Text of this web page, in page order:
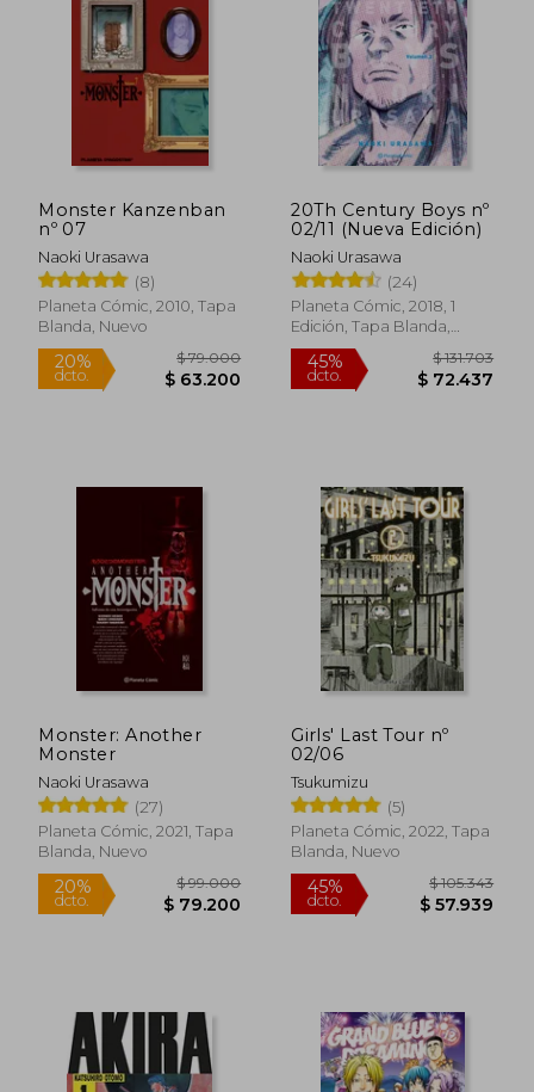
dcto. $ 68.302 dcto.
Monster Kanzenban
nº 07
Naoki Urasawa
(8)
Planeta Cómic, 2010, Tapa
Blanda, Nuevo
20%
dcto.
$ 79.000
$ 63.200
20Th Century Boys nº
02/11 (Nueva Edición)
Naoki Urasawa
(24)
Planeta Cómic, 2018, 1
Edición, Tapa Blanda,
Nuevo
45%
dcto. $
Monster: Another
Monster
Naoki Urasawa
(27)
Planeta Cómic, 2021, Tapa
Blanda, Nuevo
Girls' Last Tour nº
02/06
Tsukumizu
(5)
Planeta Cómic, 2022, Tapa
Blanda, Nuevo